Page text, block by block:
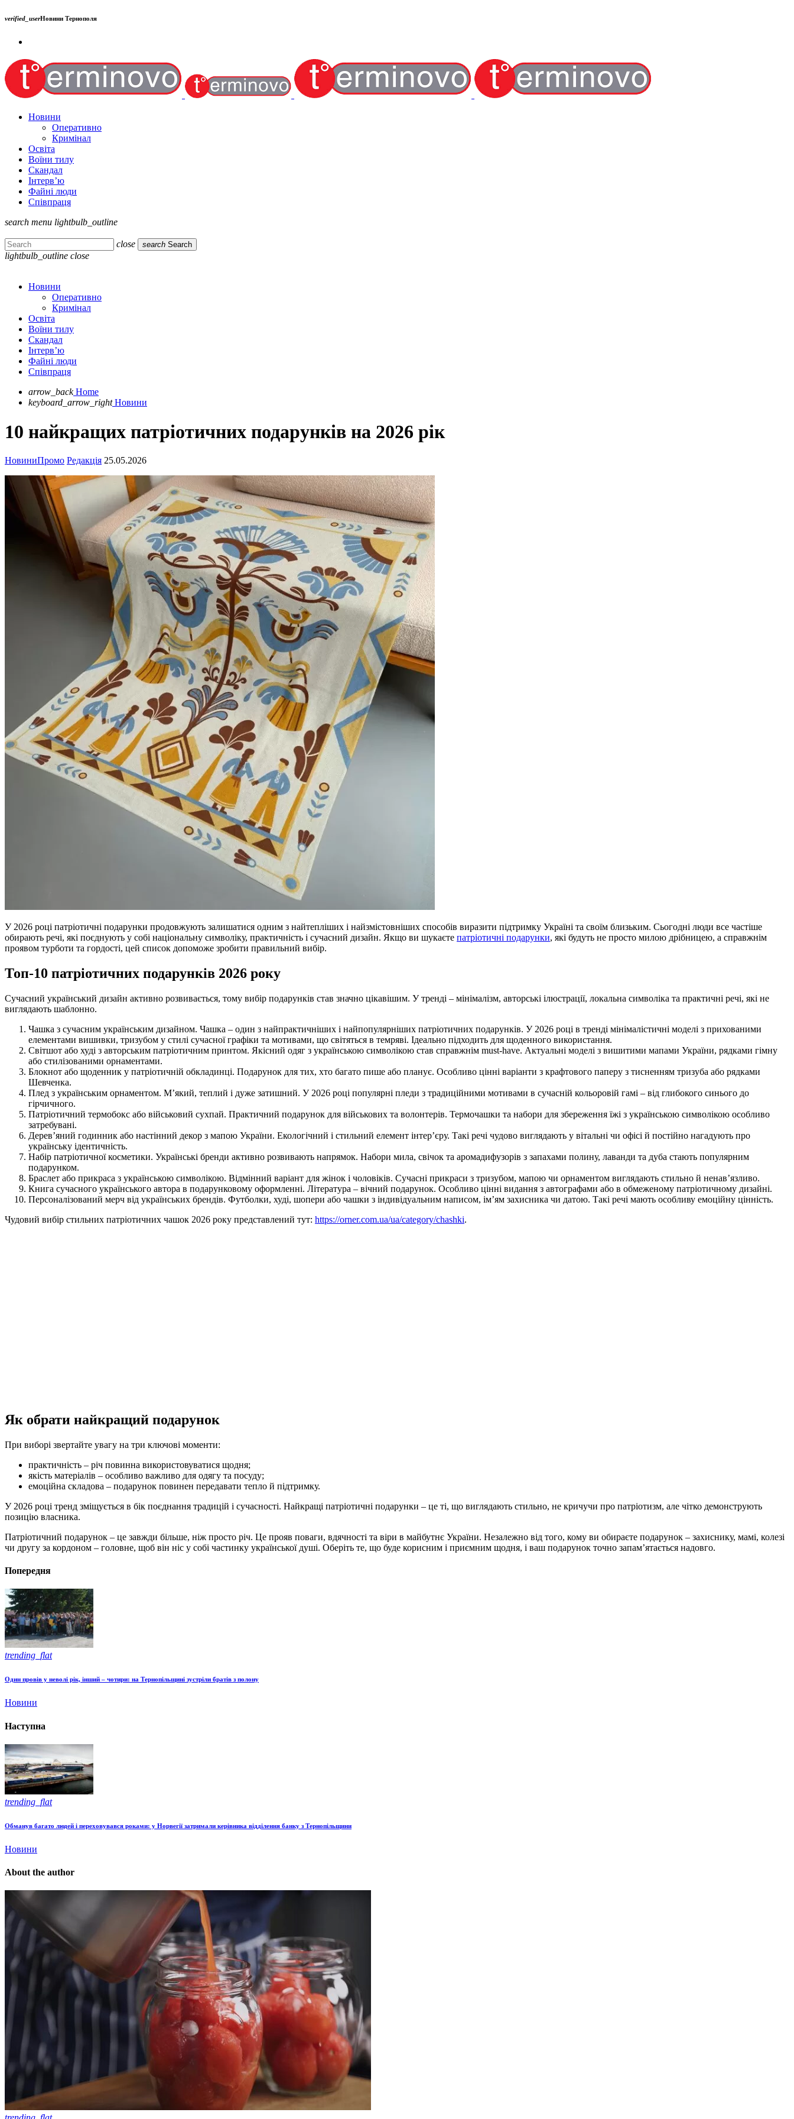
verified_userНовини Тернополя
Новини
Оперативно
Кримінал
Освіта
Воїни тилу
Скандал
Інтерв’ю
Файні люди
Співпраця
search menu lightbulb_outline
close search Search
lightbulb_outline close
Новини
Оперативно
Кримінал
Освіта
Воїни тилу
Скандал
Інтерв’ю
Файні люди
Співпраця
arrow_back Home
keyboard_arrow_right Новини
10 найкращих патріотичних подарунків на 2026 рік
НовиниПромо Редакція 25.05.2026
У 2026 році патріотичні подарунки продовжують залишатися одним з найтепліших і найзмістовніших способів виразити підтримку Україні та своїм близьким. Сьогодні люди все частіше
обирають речі, які поєднують у собі національну символіку, практичність і сучасний дизайн. Якщо ви шукаєте патріотичні подарунки, які будуть не просто милою дрібницею, а справжнім
проявом турботи та гордості, цей список допоможе зробити правильний вибір.
Топ-10 патріотичних подарунків 2026 року
Сучасний український дизайн активно розвивається, тому вибір подарунків став значно цікавішим. У тренді – мінімалізм, авторські ілюстрації, локальна символіка та практичні речі, які не
виглядають шаблонно.
Чашка з сучасним українським дизайном. Чашка – один з найпрактичніших і найпопулярніших патріотичних подарунків. У 2026 році в тренді мінімалістичні моделі з прихованими
елементами вишивки, тризубом у стилі сучасної графіки та мотивами, що світяться в темряві. Ідеально підходить для щоденного використання.
Світшот або худі з авторським патріотичним принтом. Якісний одяг з українською символікою став справжнім must-have. Актуальні моделі з вишитими мапами України, рядками гімну
або стилізованими орнаментами.
Блокнот або щоденник у патріотичній обкладинці. Подарунок для тих, хто багато пише або планує. Особливо цінні варіанти з крафтового паперу з тисненням тризуба або рядками
Шевченка.
Плед з українським орнаментом. М’який, теплий і дуже затишний. У 2026 році популярні пледи з традиційними мотивами в сучасній кольоровій гамі – від глибокого синього до
гірчичного.
Патріотичний термобокс або військовий сухпай. Практичний подарунок для військових та волонтерів. Термочашки та набори для збереження їжі з українською символікою особливо
затребувані.
Дерев’яний годинник або настінний декор з мапою України. Екологічний і стильний елемент інтер’єру. Такі речі чудово виглядають у вітальні чи офісі й постійно нагадують про
українську ідентичність.
Набір патріотичної косметики. Українські бренди активно розвивають напрямок. Набори мила, свічок та аромадифузорів з запахами полину, лаванди та дуба стають популярним
подарунком.
Браслет або прикраса з українською символікою. Відмінний варіант для жінок і чоловіків. Сучасні прикраси з тризубом, мапою чи орнаментом виглядають стильно й ненав’язливо.
Книга сучасного українського автора в подарунковому оформленні. Література – вічний подарунок. Особливо цінні видання з автографами або в обмеженому патріотичному дизайні.
Персоналізований мерч від українських брендів. Футболки, худі, шопери або чашки з індивідуальним написом, ім’ям захисника чи датою. Такі речі мають особливу емоційну цінність.
Чудовий вибір стильних патріотичних чашок 2026 року представлений тут: https://orner.com.ua/ua/category/chashki.
Як обрати найкращий подарунок
При виборі звертайте увагу на три ключові моменти:
практичність – річ повинна використовуватися щодня;
якість матеріалів – особливо важливо для одягу та посуду;
емоційна складова – подарунок повинен передавати тепло й підтримку.
У 2026 році тренд зміщується в бік поєднання традицій і сучасності. Найкращі патріотичні подарунки – це ті, що виглядають стильно, не кричучи про патріотизм, але чітко демонструють
позицію власника.
Патріотичний подарунок – це завжди більше, ніж просто річ. Це прояв поваги, вдячності та віри в майбутнє України. Незалежно від того, кому ви обираєте подарунок – захиснику, мамі, колезі
чи другу за кордоном – головне, щоб він ніс у собі частинку української душі. Оберіть те, що буде корисним і приємним щодня, і ваш подарунок точно запам’ятається надовго.
Попередня
trending_flat
Один провів у неволі рік, інший – чотири: на Тернопільщині зустріли братів з полону
Новини
Наступна
trending_flat
Обманув багато людей і переховувався роками: у Норвегії затримали керівника відділення банку з Тернопільщини
Новини
About the author